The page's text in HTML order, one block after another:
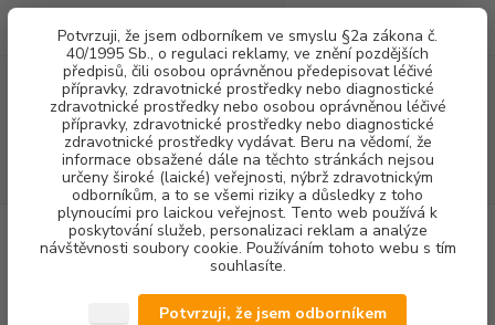
Potvrzuji, že jsem odborníkem ve smyslu §2a zákona č.
40/1995 Sb., o regulaci reklamy, ve znění pozdějších
předpisů, čili osobou oprávněnou předepisovat léčivé
přípravky, zdravotnické prostředky nebo diagnostické
zdravotnické prostředky nebo osobou oprávněnou léčivé
přípravky, zdravotnické prostředky nebo diagnostické
zdravotnické prostředky vydávat. Beru na vědomí, že
informace obsažené dále na těchto stránkách nejsou
určeny široké (laické) veřejnosti, nýbrž zdravotnickým
odborníkům, a to se všemi riziky a důsledky z toho
plynoucími pro laickou veřejnost. Tento web používá k
poskytování služeb, personalizaci reklam a analýze
návštěvnosti soubory cookie. Používáním tohoto webu s tím
souhlasíte.
Potvrzuji, že jsem odborníkem
Menu
CZK
Hledat
(Po-Pá, 8-16 hod.)
za0,00 Kč
STOMATOLOGICKÉ SOUPRAVY + NÁHRADNÍ DÍLY
NÁHRADNÍ
DÍLY SÁNÍ
NÁHRADNÍ DÍLY
NÁHRADNÍ DÍLY